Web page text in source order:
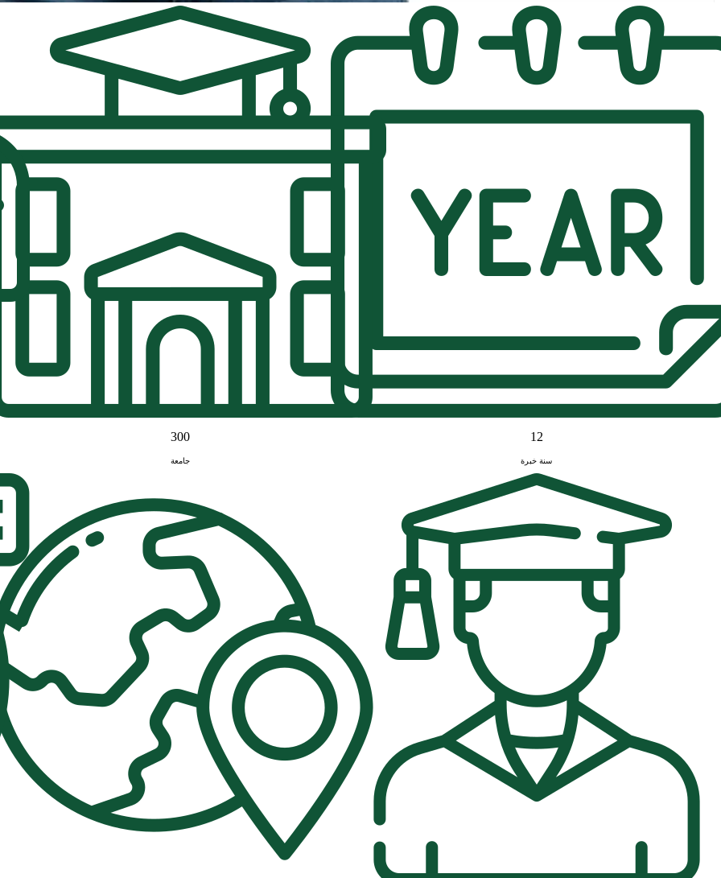
12
سنة خبرة
300
جامعة